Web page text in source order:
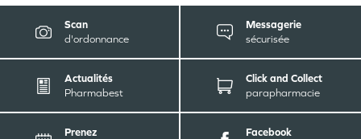
Scan
d'ordonnance
Messagerie
sécurisée
Actualités
Pharmabest
Click and Collect
parapharmacie
Prenez
Facebook